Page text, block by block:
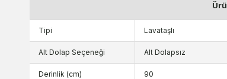
Tipi Lavataşlı
Alt Dolap Seçeneği Alt Dolapsız
Derinlik (cm) 90